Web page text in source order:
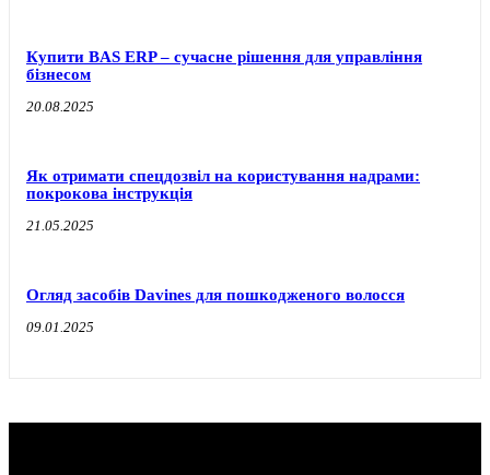
Купити BAS ERP – сучасне рішення для управління
бізнесом
20.08.2025
Як отримати спецдозвіл на користування надрами:
покрокова інструкція
21.05.2025
Огляд засобів Davines для пошкодженого волосся
09.01.2025